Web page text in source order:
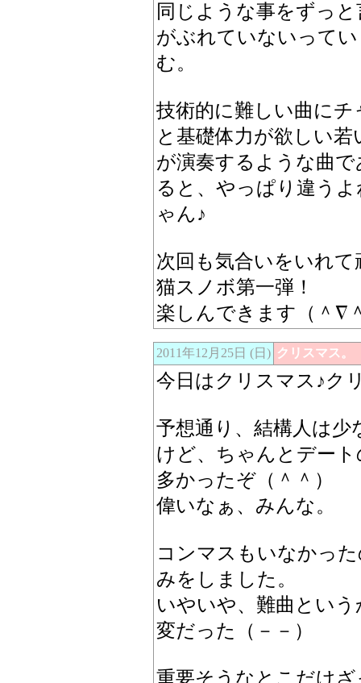
同じような事をずっ
がぶれていないって
む。
技術的に難しい曲に
と基礎体力が欲しい
が演奏するような曲
ると、やっぱり違う
ゃん♪
次回も気合いをいれ
猫スノボ第一弾！
楽しんできます（＾∇
2011年12月25日 (日) クリスマス。
今日はクリスマス♪ク
予想通り、結構人は少
けど、ちゃんとデー
多かったぞ（＾＾）
偉いなぁ、みんな。
コンマスもいなかっ
みをしました。
いやいや、難曲とい
変だった（－－）
重要そうなとこだけ